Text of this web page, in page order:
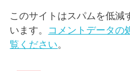
このサイトはスパムを低減
います。 コメントデータの
覧ください。